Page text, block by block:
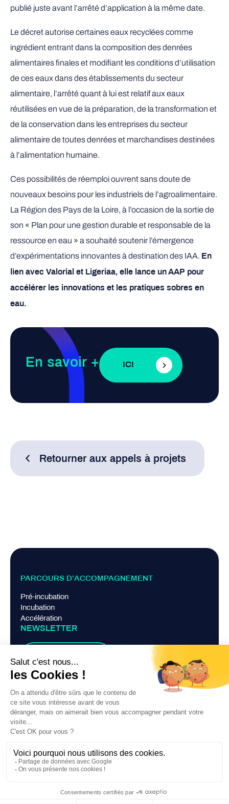
publié juste avant l’arrêté d’application à la même date.
Le décret autorise certaines eaux recyclées comme
ingrédient entrant dans la composition des denrées
alimentaires finales et modifiant les conditions d’utilisation
de ces eaux dans des établissements du secteur
alimentaire, l’arrêté quant à lui est relatif aux eaux
réutilisées en vue de la préparation, de la transformation et
de la conservation dans les entreprises du secteur
alimentaire de toutes denrées et marchandises destinées
à l’alimentation humaine.
Ces possibilités de réemploi ouvrent sans doute de
nouveaux besoins pour les industriels de l’agroalimentaire.
La Région des Pays de la Loire, à l’occasion de la sortie de
son « Plan pour une gestion durable et responsable de la
ressource en eau » a souhaité soutenir l’émergence
d’expérimentations innovantes à destination des IAA. En
lien avec Valorial et Ligeriaa, elle lance un AAP pour
accélérer les innovations et les pratiques sobres en
eau.
En savoir + ICI
Retourner aux appels à projets
PARCOURS D’ACCOMPAGNEMENT
Pré-incubation
Incubation
Accélération
NEWSLETTER
LIENS PRATIQUES
Mentions légales
Politique de confidentialité
Contact